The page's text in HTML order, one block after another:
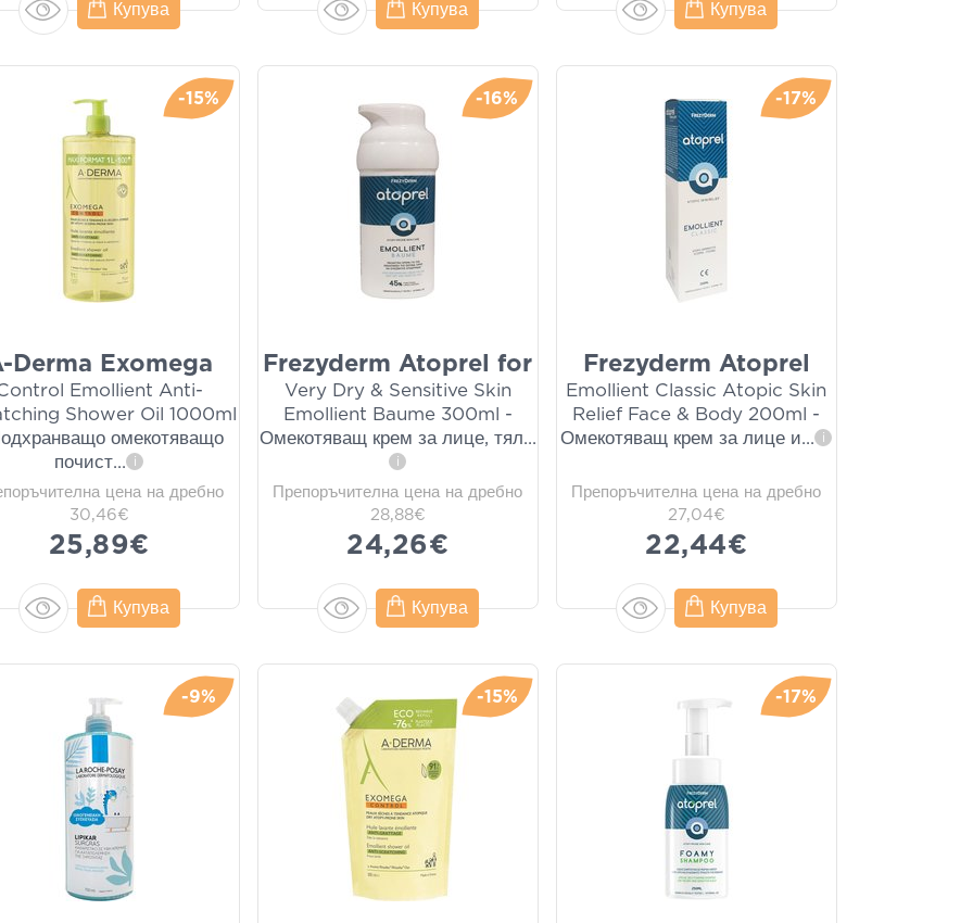
Купува Купува Купува
-15%
Derma Exomega
Emollient Anti-
Shower Oil 1000ml
омекотяващо
почист... i
цена на дребно
30,46€
25,89€
Купува
-16%
Frezyderm Atoprel for
Very Dry & Sensitive Skin
Emollient Baume 300ml -
Омекотяващ крем за лице, тял...
i
Препоръчителна цена на дребно
28,88€
24,26€
Купува
-17%
Frezyderm Atoprel
Emollient Classic Atopic Skin
Relief Face & Body 200ml -
Омекотяващ крем за лице и... i
Препоръчителна цена на дребно
27,04€
22,44€
Купува
-9% -15% -17%